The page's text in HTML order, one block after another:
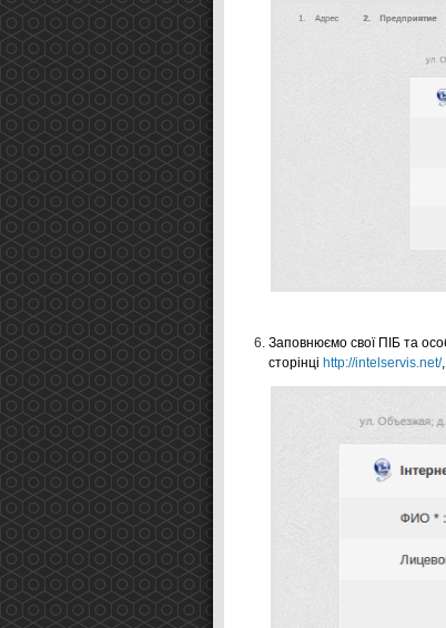
Заповнюємо свої ПІБ та
сторінці http://intelservis.net/